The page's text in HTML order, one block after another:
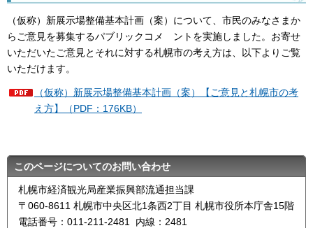
（仮称）新展示場整備基本計画（案）について、市民のみなさまか
らご意見を募集するパブリックコメ ントを実施しました。お寄せ
いただいたご意見とそれに対する札幌市の考え方は、以下よりご覧
いただけます。
（仮称）新展示場整備基本計画（案）【ご意見と札幌市の考
え方】（PDF：176KB）
このページについてのお問い合わせ
札幌市経済観光局産業振興部流通担当課
〒060-8611 札幌市中央区北1条西2丁目 札幌市役所本庁舎15階
電話番号：011-211-2481 内線：2481